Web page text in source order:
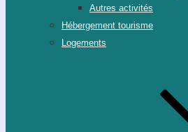
Autres activités
Hébergement tourisme
Logements